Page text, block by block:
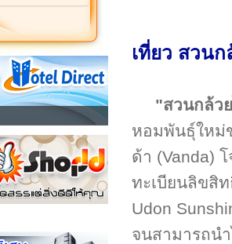
เที่ยว สวน
"สวนกล้ว
หอมพันธุ์ใหม่
ด้า (Vanda)
ทะเบียนลิขสิ
Udon
จนสามารถน